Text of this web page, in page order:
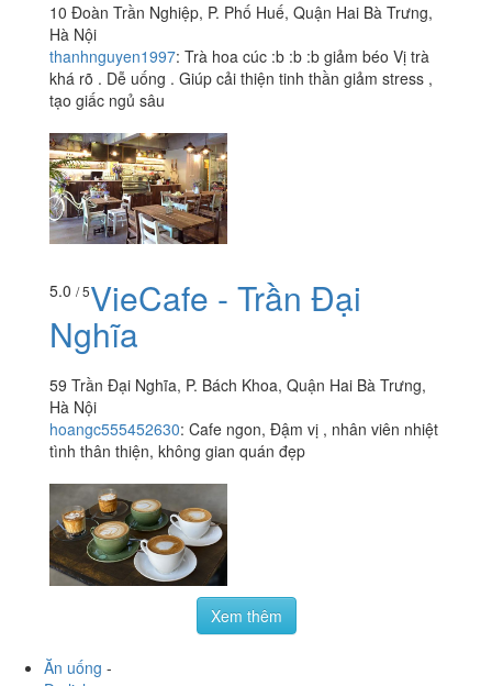
10 Đoàn Trần Nghiệp, P. Phố Huế, Quận Hai Bà Trưng,
Hà Nội
thanhnguyen1997: Trà hoa cúc :b :b :b giảm béo Vị trà
khá rõ . Dễ uống . Giúp cải thiện tinh thần giảm stress ,
tạo giấc ngủ sâu
5.0 / 5VieCafe - Trần Đại
Nghĩa
59 Trần Đại Nghĩa, P. Bách Khoa, Quận Hai Bà Trưng,
Hà Nội
hoangc555452630: Cafe ngon, Đậm vị , nhân viên nhiệt
tình thân thiện, không gian quán đẹp
Xem thêm
Ăn uống -